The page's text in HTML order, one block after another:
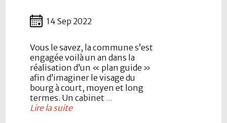
14 Sep 2022
Vous le savez, la commune s’est
engagée voilà un an dans la
réalisation d’un « plan guide »
afin d’imaginer le visage du
bourg à court, moyen et long
termes. Un cabinet ...
Lire la suite